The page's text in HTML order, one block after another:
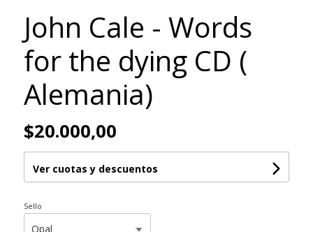
John Cale - Words
for the dying CD (
Alemania)
$20.000,00
Ver cuotas y descuentos
Sello